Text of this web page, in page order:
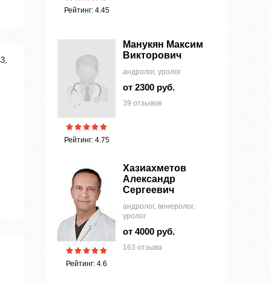
Рейтинг: 4.45
Рейтинг: 4.75
Манукян Максим
Викторович
андролог, уролог
от 2300 руб.
39 отзывов
Рейтинг: 4.6
Хазиахметов
Александр
Сергеевич
андролог, венеролог,
уролог
от 4000 руб.
163 отзыва